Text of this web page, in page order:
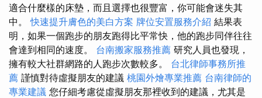
適合什麼樣的床墊，而且選擇也很豐富，你可能會迷失其
中。快速提升膚色的美白方案 牌位安置服務介紹 結果表
明，如果一個跑步的朋友跑得比平常快，他的跑步同伴往往
會達到相同的速度。 台南搬家服務推薦 研究人員也發現，
擁有較大社群網路的人跑步次數較多。 台北律師事務所推
薦 謹慎對待虛擬朋友的建議 桃園外燴專業推薦 台南律師的
專業建議 您仔細考慮從虛擬朋友那裡收到的建議，尤其是